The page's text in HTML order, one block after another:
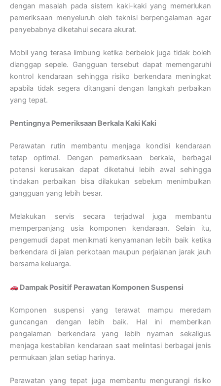
dengan masalah pada sistem kaki-kaki yang memerlukan
pemeriksaan menyeluruh oleh teknisi berpengalaman agar
penyebabnya diketahui secara akurat.
Mobil yang terasa limbung ketika berbelok juga tidak boleh
dianggap sepele. Gangguan tersebut dapat memengaruhi
kontrol kendaraan sehingga risiko berkendara meningkat
apabila tidak segera ditangani dengan langkah perbaikan
yang tepat.
Pentingnya Pemeriksaan Berkala Kaki Kaki
Perawatan rutin membantu menjaga kondisi kendaraan
tetap optimal. Dengan pemeriksaan berkala, berbagai
potensi kerusakan dapat diketahui lebih awal sehingga
tindakan perbaikan bisa dilakukan sebelum menimbulkan
gangguan yang lebih besar.
Melakukan servis secara terjadwal juga membantu
memperpanjang usia komponen kendaraan. Selain itu,
pengemudi dapat menikmati kenyamanan lebih baik ketika
berkendara di jalan perkotaan maupun perjalanan jarak jauh
bersama keluarga.
Dampak Positif Perawatan Komponen Suspensi
Komponen suspensi yang terawat mampu meredam
guncangan dengan lebih baik. Hal ini memberikan
pengalaman berkendara yang lebih nyaman sekaligus
menjaga kestabilan kendaraan saat melintasi berbagai jenis
permukaan jalan setiap harinya.
Perawatan yang tepat juga membantu mengurangi risiko